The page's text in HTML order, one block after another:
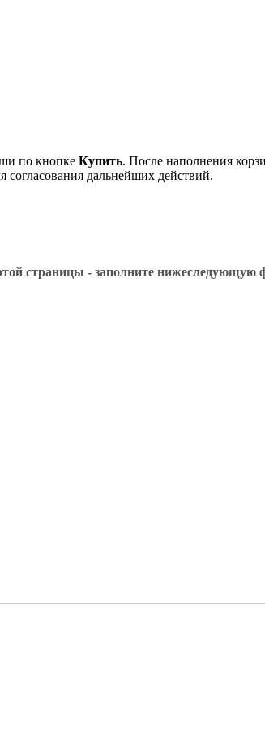
по кнопке Купить. После наполнения
согласования дальнейших действий.
этой страницы - заполните